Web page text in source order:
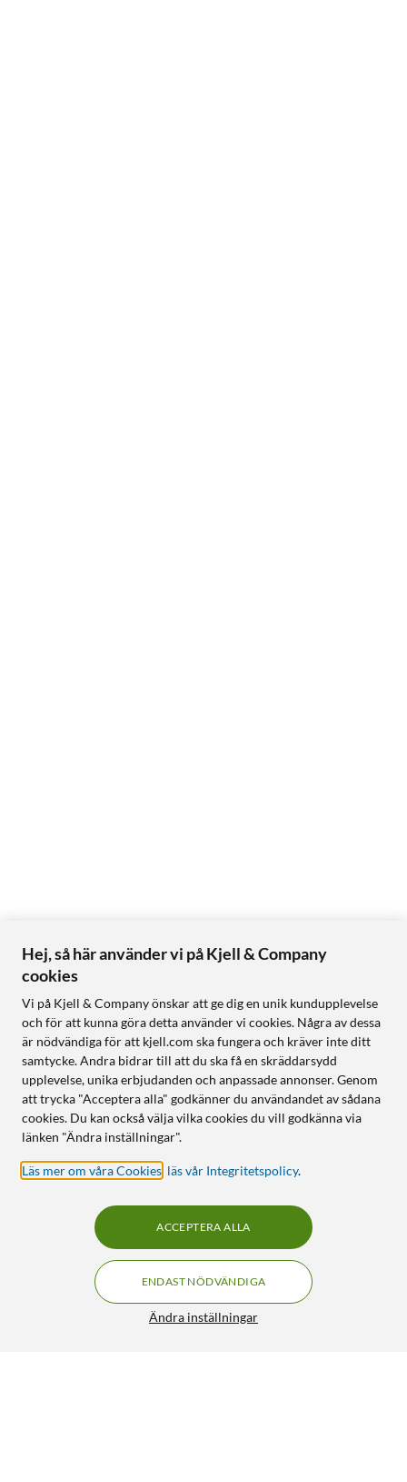
Hej, så här använder vi på Kjell & Company
cookies
Vi på Kjell & Company önskar att ge dig en unik kundupplevelse
och för att kunna göra detta använder vi cookies. Några av dessa
är nödvändiga för att kjell.com ska fungera och kräver inte ditt
samtycke. Andra bidrar till att du ska få en skräddarsydd
upplevelse, unika erbjudanden och anpassade annonser. Genom
att trycka "Acceptera alla" godkänner du användandet av sådana
cookies. Du kan också välja vilka cookies du vill godkänna via
länken "Ändra inställningar".
Läs mer om våra Cookies läs vår Integritetspolicy.
Ändra inställningar
ENDAST NÖDVÄNDIGA
ACCEPTERA ALLA